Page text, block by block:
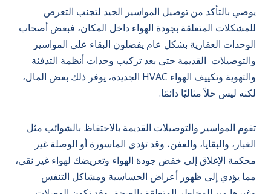
يوصي بالتأكد من توصيل المواسير الجيد لتجنب التعرض
للمشكلات المتعلقة بجودة الهواء داخل المكان، فبعض أصحاب
الوحدات العقارية بشكل عام يفضلون البقاء على المواسير
والتوصيلات القديمة حتى بعد تركيب وحدات أنظمة التدفئة
والتهوية وتكييف الهواء HVAC الجديدة، يوفر ذلك بعض المال،
لكنه ليس حلاً مثاليًا دائمًا.
تقوم المواسير والتوصيلات القديمة بالاحتفاظ بالشوائب مثل
الغبار، والبقايا، والعفن، وقد تؤدي الماسورة أو الوصلة غير
محكمة الإغلاق إلى خفض جودة الهواء وتعريضك لهواء غير نقي،
مما يؤدي إلى ظهور أعراض الحساسية ومشاكل التنفس